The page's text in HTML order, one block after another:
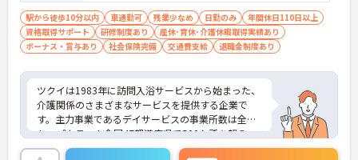
駅から徒歩10分以内 車通勤可 残業少なめ 日勤のみ
年間休日110日以上
資格取得サポート
研修制度あり
産休･育休･介護休暇取得実績あり
ボーナス・賞与あり
社会保険完備 交通費支給 退職金制度あり
ツクイは1983年に訪問入浴サービスから始まった、
介護関係のさまざまなサービスを提供する企業で
す。主力事業であるデイサービスの事業所数は全国
トップクラス！全国47都道府県で500か所を超え、
お客様が住み慣れた地域で自分らしく最期まで暮ら